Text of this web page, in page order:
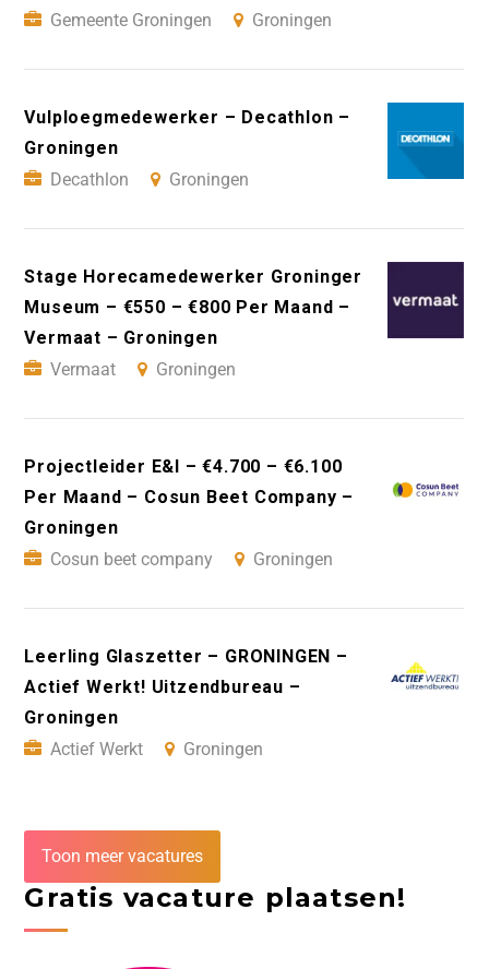
Gemeente Groningen
Groningen
Vulploegmedewerker – Decathlon –
Groningen
Decathlon
Groningen
Stage Horecamedewerker Groninger
Museum – €550 – €800 Per Maand –
Vermaat – Groningen
Vermaat
Groningen
Projectleider E&I – €4.700 – €6.100
Per Maand – Cosun Beet Company –
Groningen
Cosun beet company
Groningen
Leerling Glaszetter – GRONINGEN –
Actief Werkt! Uitzendbureau –
Groningen
Actief Werkt
Groningen
Toon meer vacatures
Gratis vacature plaatsen!